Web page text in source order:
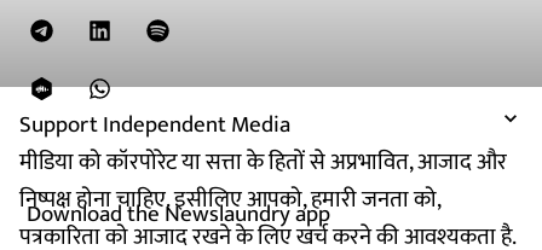
Support Independent Media
मीडिया को कॉरपोरेट या सत्ता के हितों से अप्रभावित, आजाद और
निष्पक्ष होना चाहिए. इसीलिए आपको, हमारी जनता को,
पत्रकारिता को आजाद रखने के लिए खर्च करने की आवश्यकता है.
Download the Newslaundry app